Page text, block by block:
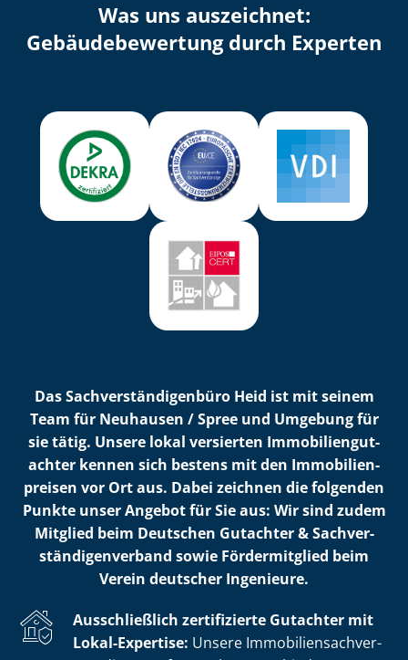
Was uns auszeichnet:
Ge­bäu­de­be­wer­tung durch Experten
Das Sach­ver­stän­di­gen­bü­ro Heid ist mit seinem
Team für Neuhausen / Spree und Umgebung für
sie tätig. Unsere lokal versierten Im­mo­bi­li­en­gut­
ach­ter kennen sich bestens mit den Im­mo­bi­li­en­
prei­sen vor Ort aus. Dabei zeichnen die folgenden
Punkte unser Angebot für Sie aus: Wir sind zudem
Mitglied beim Deutschen Gutachter & Sach­ver­
stän­di­gen­ver­band sowie Fördermitglied beim
Verein deutscher Ingenieure.
Ausschließlich zertifizierte Gutachter mit
Lokal-Expertise: Unsere Im­mo­bi­li­en­sach­ver­